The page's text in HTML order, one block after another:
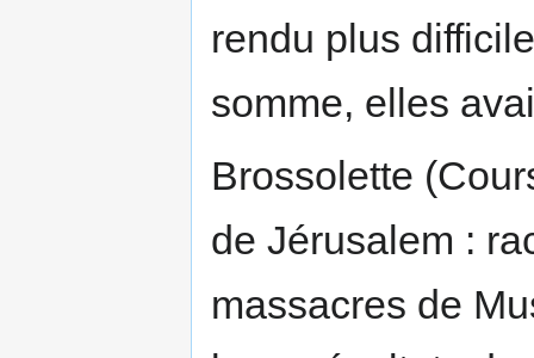
rendu plus
somme, elles
Brossolette
de Jérusalem :
massacres de